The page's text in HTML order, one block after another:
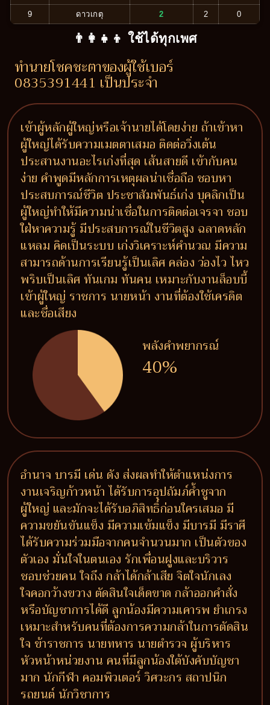
9 ดาวเกตุ 2 2 0
👨‍👩‍👧‍👦 ใช้ได้ทุกเพศ
ทำนายโชคชะตาของผู้ใช้เบอร์
0835391441 เป็นประจำ
เข้าผู้หลักผู้ใหญ่หรือเจ้านายได้โดยง่าย ถ้าเข้าหา
ผู้ใหญ่ได้รับความเมตตาเสมอ ติดต่อวิ่งเต้น
ประสานงานอะไรเก่งที่สุด เส้นสายดี เข้ากับคน
ง่าย คำพูดมีหลักการเหตุผลน่าเชื่อถือ ชอบหา
ประสบการณ์ชีวิต ประชาสัมพันธ์เก่ง บุคลิกเป็น
ผู้ใหญ่ทำให้มีความน่าเชื่อในการติดต่อเจรจา ชอบ
ใฝ่หาความรู้ มีประสบการณ์ในชีวิตสูง ฉลาดหลัก
แหลม คิดเป็นระบบ เก่งวิเคราะห์คำนวณ มีความ
สามารถด้านการเรียนรู้เป็นเลิศ คล่อง ว่องไว ไหว
พริบเป็นเลิศ ทันเกม ทันคน เหมาะกับงานล็อบบี้
เข้าผู้ใหญ่ ราชการ นายหน้า งานที่ต้องใช้เครดิต
และชื่อเสียง
พลังคำพยากรณ์
40%
อำนาจ บารมี เด่น ดัง ส่งผลทำให้ตำแหน่งการ
งานเจริญก้าวหน้า ได้รับการอุปถัมภ์ค้ำชูจาก
ผู้ใหญ่ และมักจะได้รับอภิสิทธิ์ก่อนใครเสมอ มี
ความขยันขันแข็ง มีความเข้มแข็ง มีบารมี มีราศี
ได้รับความร่วมมือจากคนจำนวนมาก เป็นตัวของ
ตัวเอง มั่นใจในตนเอง รักเพื่อนฝูงและบริวาร
ชอบช่วยคน ใจถึง กล้าได้กล้าเสีย จิตใจนักเลง
ใจคอกว้างขวาง ตัดสินใจเด็ดขาด กล้าออกคำสั่ง
หรือบัญชาการได้ดี ลูกน้องมีความเคารพ ยำเกรง
เหมาะสำหรับคนที่ต้องการความกล้าในการตัดสิน
ใจ ข้าราชการ นายทหาร นายตำรวจ ผู้บริหาร
หัวหน้าหน่วยงาน คนที่มีลูกน้องใต้บังคับบัญชา
มาก นักกีฬา คอมพิวเตอร์ วิศวะกร สถาปนิก
รถยนต์ นักวิชาการ